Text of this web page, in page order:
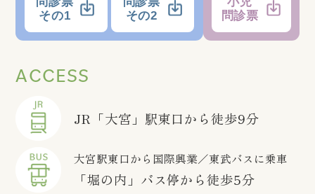
その1
その2
問診票
ACCESS
JR「大宮」駅東口から徒歩9分
大宮駅東口から国際興業／東武バスに乗車
「堀の内」バス停から徒歩5分